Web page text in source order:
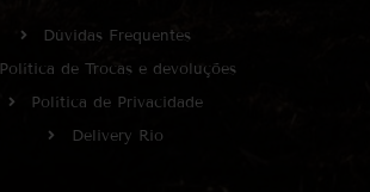
Dúvidas Frequentes
Política de Trocas e devoluções
Política de Privacidade
Delivery Rio